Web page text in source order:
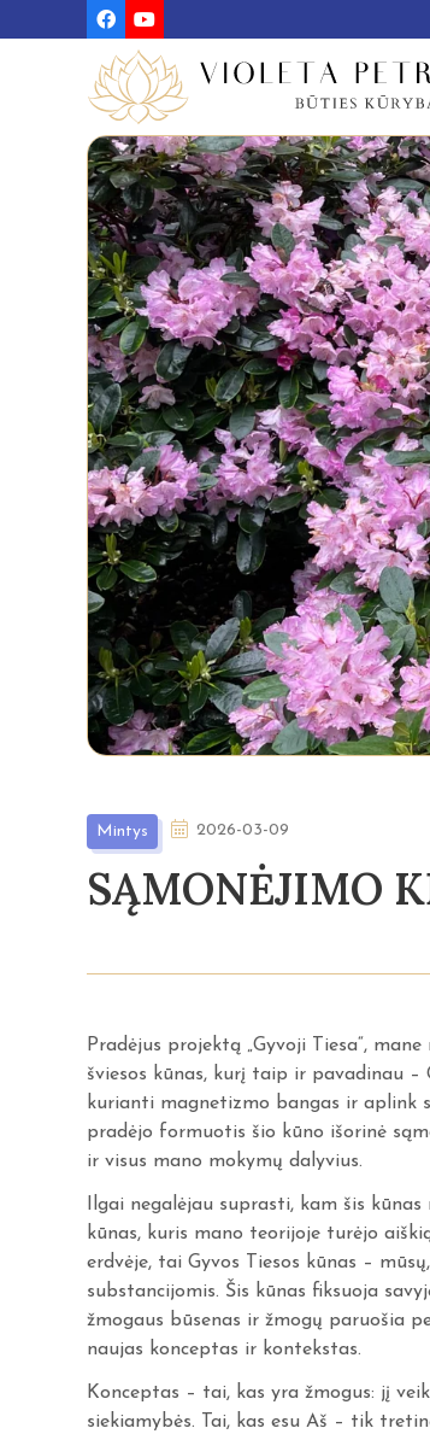
Mintys 2026-03-09
SĄMONĖJIMO
Pradėjus projektą „Gyvoji Tiesa“,
šviesos kūnas, kurį taip ir pavadinau –
kurianti magnetizmo bangas ir aplink
pradėjo formuotis šio kūno išorinė
ir visus mano mokymų dalyvius.
Ilgai negalėjau suprasti, kam šis
kūnas, kuris mano teorijoje turėjo
erdvėje, tai Gyvos Tiesos kūnas –
substancijomis. Šis kūnas fiksuoja
žmogaus būsenas ir žmogų paruošia
naujas konceptas ir kontekstas.
Konceptas – tai, kas yra žmogus: jį
siekiamybės. Tai, kas esu Aš – tik